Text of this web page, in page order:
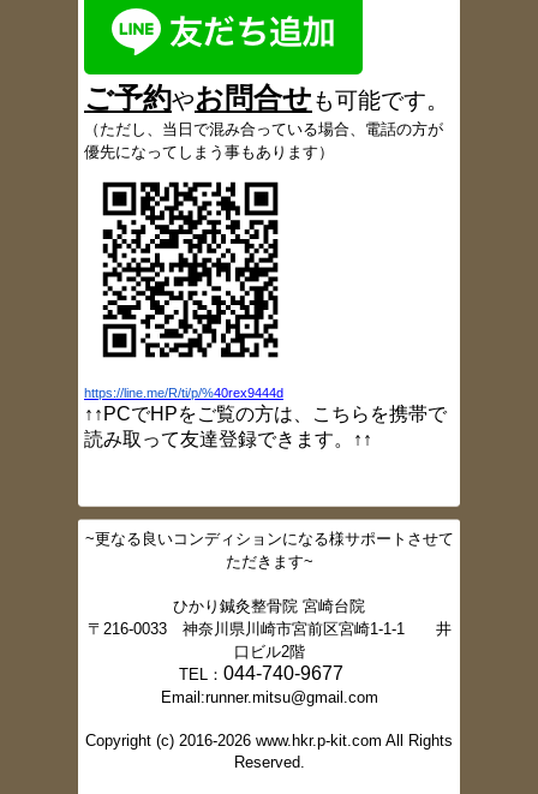
ブログ更新しました（1周年を振り返り
2017/6/6
ブログ更新しました（6月18日午後休院の
お知らせ）
2017/5/18
患者さんの声、多数追加しました
2017/5/9
ブログ更新しました（定休日変更のお知ら
せ）
2017/5/4
ブログ更新しました（GW
2017/3/24
ブログ更新しました（灸頭鍼）
2017/3/23
ブログ更新しました（小指しびれ）
ブログ更新しました（肩痛）
2017/3/10
ブログ更新しました（大胸筋ストレッチ）
ポジション）
2017/2/16
ブログ更新しました。（スクワット法）
ブログ更新しました。（体幹トレーニング
②）
ブログ更新しました。（体幹トレーニング
2017/2/10
ブログ更新しました。（体幹とは）
ご予約やお問合せも可能です。
（ ただし、当日で混み合っている場合、電話の方が
優先になってしまう事もあります）
https://line.me/R/ti/p/%40rex9444d
↑↑PCでHPをご覧の方は、こちらを携帯で
読み取って友達登録できます。↑↑
~更なる良いコンディションになる様サポートさせて
ただきます~
ひかり鍼灸整骨院 宮崎台院
〒216-0033 神奈川県川崎市宮前区宮崎1-1-1 井
口ビル2階
TEL： 044-740-9677
Email:runner.mitsu@gmail.com
Copyright (c) 2016-2026 www.hkr.p-kit.com All Rights
Reserved.